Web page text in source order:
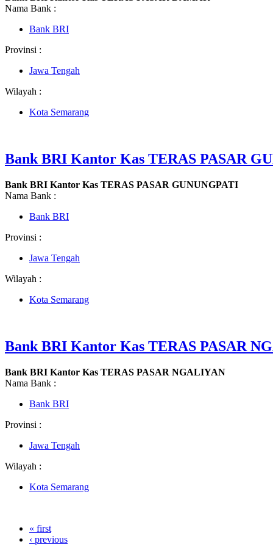
Nama Bank :
Bank BRI
Provinsi :
Jawa Tengah
Wilayah :
Kota Semarang
Bank BRI Kantor Kas TERAS PASAR
Bank BRI Kantor Kas TERAS PASAR GUNUNGPATI
Nama Bank :
Bank BRI
Provinsi :
Jawa Tengah
Wilayah :
Kota Semarang
Bank BRI Kantor Kas TERAS PASAR
Bank BRI Kantor Kas TERAS PASAR NGALIYAN
Nama Bank :
Bank BRI
Provinsi :
Jawa Tengah
Wilayah :
Kota Semarang
« first
‹ previous